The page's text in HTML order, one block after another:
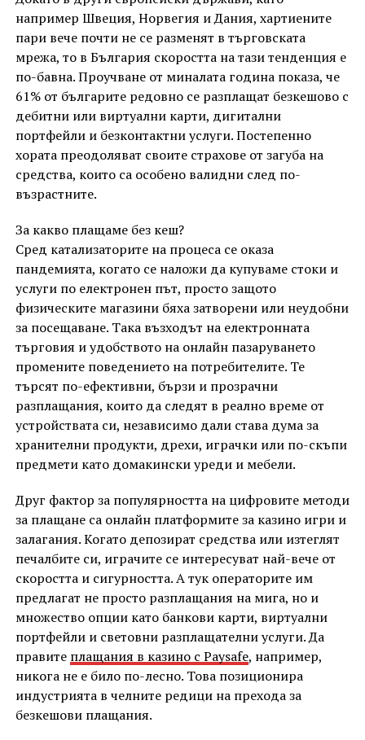
например Швеция, Норвегия и Дания, хартиените
пари вече почти не се разменят в търговската
мрежа, то в България скоростта на тази тенденция е
по-бавна. Проучване от миналата година показа, че
61% от българите редовно се разплащат безкешово с
дебитни или виртуални карти, дигитални
портфейли и безконтактни услуги. Постепенно
хората преодоляват своите страхове от загуба на
средства, които са особено валидни след по-
възрастните.
За какво плащаме без кеш?
Сред катализаторите на процеса се оказа
пандемията, когато се наложи да купуваме стоки и
услуги по електронен път, просто защото
физическите магазини бяха затворени или неудобни
за посещаване. Така възходът на електронната
търговия и удобството на онлайн пазаруването
промените поведението на потребителите. Те
търсят по-ефективни, бързи и прозрачни
разплащания, които да следят в реално време от
устройствата си, независимо дали става дума за
хранителни продукти, дрехи, играчки или по-скъпи
предмети като домакински уреди и мебели.
Друг фактор за популярността на цифровите методи
за плащане са онлайн платформите за казино игри и
залагания. Когато депозират средства или изтеглят
печалбите си, играчите се интересуват най-вече от
скоростта и сигурността. А тук операторите им
предлагат не просто разплащания на мига, но и
множество опции като банкови карти, виртуални
портфейли и световни разплащателни услуги. Да
правите плащания в казино с Paysafe, например,
никога не е било по-лесно. Това позиционира
индустрията в челните редици на прехода за
безкешови плащания.